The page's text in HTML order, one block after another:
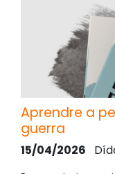
Aprendre a
guerra
15/04/2026